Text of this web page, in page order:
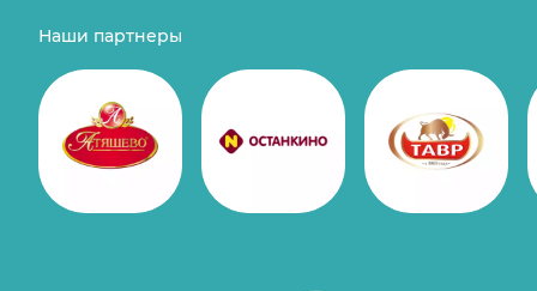
Наши партнеры